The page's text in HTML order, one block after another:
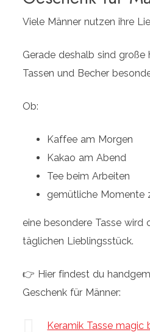
Viele Männer nutzen ihre
Gerade deshalb sind
Tassen und Becher
Ob:
Kaffee am Morgen
Kakao am Abend
Tee beim Arbeiten
gemütliche Momente
eine besondere Tasse wird
täglichen Lieblingsstück.
👉 Hier findest du
Geschenk für Männer:
Keramik Tasse magic